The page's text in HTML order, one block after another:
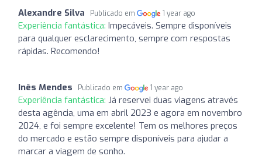
Alexandre Silva Publicado em 1 year ago
Experiência fantástica: Impecáveis. Sempre disponíveis
para qualquer esclarecimento, sempre com respostas
rápidas. Recomendo!
Inês Mendes Publicado em 1 year ago
Experiência fantástica: Já reservei duas viagens através
desta agência, uma em abril 2023 e agora em novembro
2024, e foi sempre excelente! Tem os melhores preços
do mercado e estão sempre disponíveis para ajudar a
marcar a viagem de sonho.